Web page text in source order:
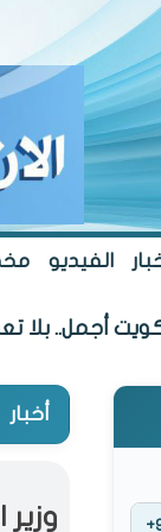
الفيديو
بلا تعديات
أخبار